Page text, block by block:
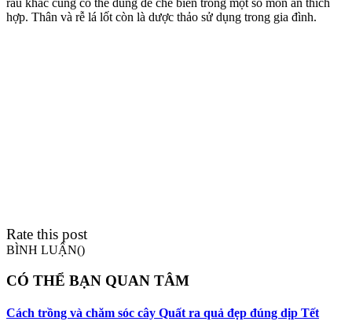
hợp. Thân và rễ lá lốt còn là dược thảo sử dụng trong gia đình.
Rate this post
BÌNH LUẬN()
CÓ THỂ BẠN QUAN TÂM
Cách trồng và chăm sóc cây Quất ra quả đẹp đúng dịp Tết